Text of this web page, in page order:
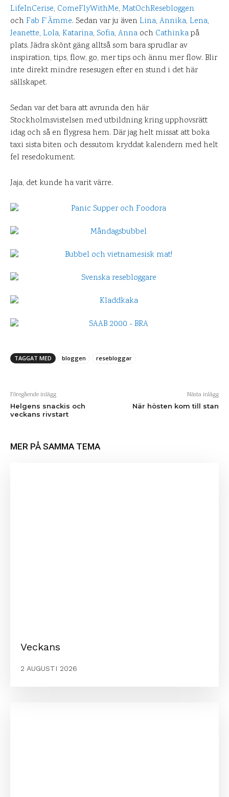
LifeInCerise, ComeFlyWithMe, MatOchResebloggen
och Fab F’Ämme. Sedan var ju även Lina, Annika, Lena,
Jeanette, Lola, Katarina, Sofia, Anna och Cathinkapå
plats. Jädra skönt gäng alltså som bara sprudlar av
inspiration, tips, flow, go, mer tips och ännu mer flow. Blir
inte direkt mindre resesugen efter en stund i det här
sällskapet.
Sedan var det bara att avrunda den här
Stockholmsvistelsen med utbildning kring upphovsrätt
idag och så en flygresa hem. Där jag helt missat att boka
taxi sista biten och dessutom kryddat kalendern med helt
fel resedokument.
Jaja, det kunde ha varit värre.
TAGGAT MED bloggen resebloggar
Föregående inlägg
Helgens snackis och
veckans rivstart
Nästa inlägg
När hösten kom till stan
MER PÅ SAMMA TEMA
Veckans
2 AUGUSTI 2026